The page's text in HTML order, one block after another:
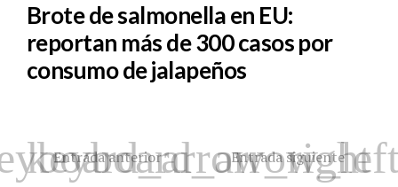
Brote de salmonella en EU:
reportan más de 300 casos por
consumo de jalapeños
Entrada anterior Entrada siguiente